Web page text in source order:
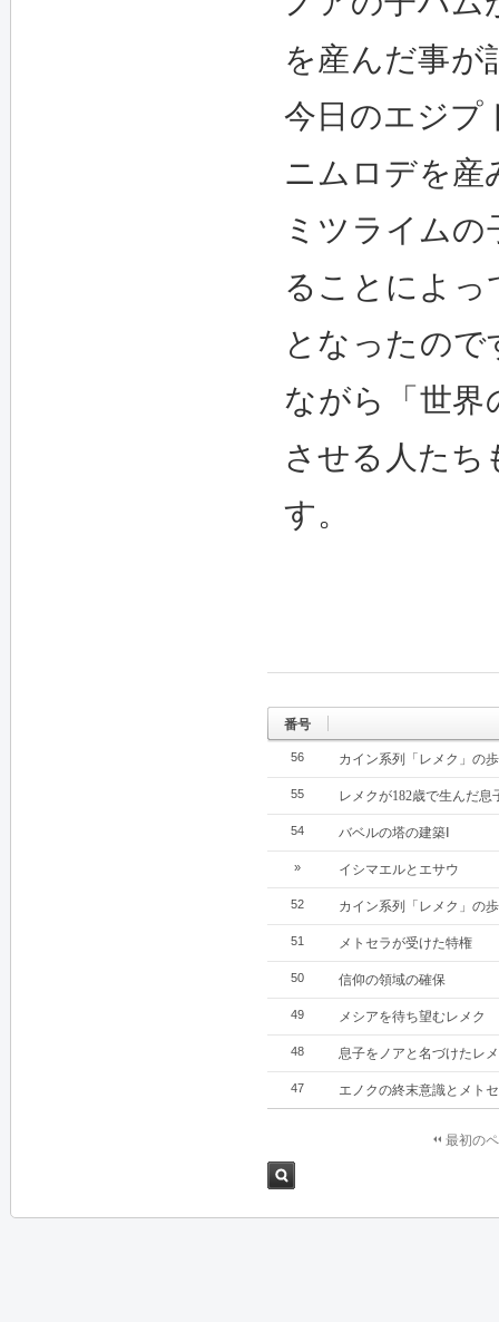
を産んだ事が
今日のエジプ
ニムロデを産
ミツライム
ることによっ
となったの
ながら「世界
させる人たち
す。
番号
56 カイン系列「レメク」
55 レメクが182歳で生んだ息
54 バベルの塔の建築Ⅰ
» イシマエルとエサウ
52 カイン系列「レメク」
51 メトセラが受けた特権
50 信仰の領域の確保
49 メシアを待ち望むレメク
48 息子をノアと名づけたレ
47 エノクの終末意識とメト
最初の